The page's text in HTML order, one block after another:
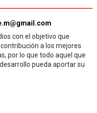
con el objetivo que
a los mejores
por lo que todo aquel que
pueda aportar su